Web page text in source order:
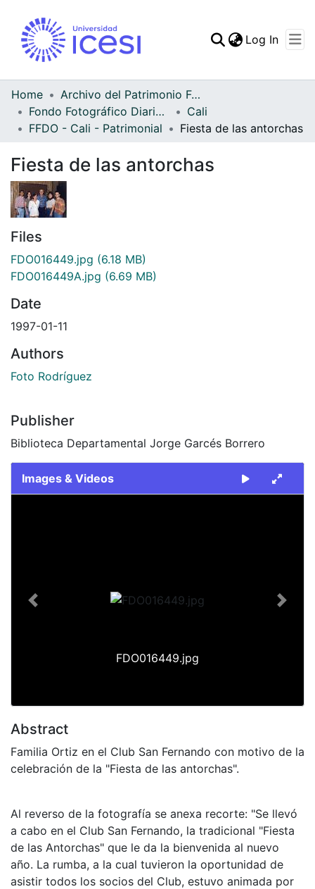
Statistics
Log In
Home
Archivo del Patrimonio Fotográfico y Fílmico del Valle del Cauca
Fondo Fotográfico Diario Occidente
Cali
FFDO - Cali - Patrimonial
Fiesta de las antorchas
Fiesta de las antorchas
Files
FDO016449.jpg (6.18 MB)
FDO016449A.jpg (6.69 MB)
Date
1997-01-11
Authors
Foto Rodríguez
Publisher
Biblioteca Departamental Jorge Garcés Borrero
Images & Videos
FDO016449.jpg
Previous Next
Abstract
Familia Ortiz en el Club San Fernando con motivo de la
celebración de la "Fiesta de las antorchas".
Al reverso de la fotografía se anexa recorte: "Se llevó
a cabo en el Club San Fernando, la tradicional "Fiesta
de las Antorchas" que le da la bienvenida al nuevo
año. La rumba, a la cual tuvieron la oportunidad de
asistir todos los socios del Club, estuvo animada por